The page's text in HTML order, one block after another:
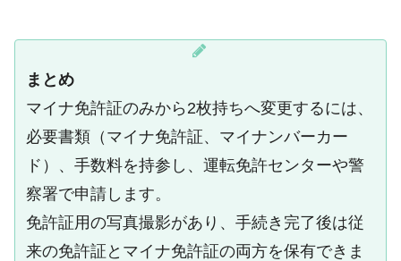
まとめ
マイナ免許証のみから2枚持ちへ変更するには、
必要書類（マイナ免許証、マイナンバーカー
ド）、手数料を持参し、運転免許センターや警
察署で申請します。
免許証用の写真撮影があり、手続き完了後は従
来の免許証とマイナ免許証の両方を保有できま